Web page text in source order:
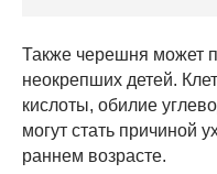
Также черешня может
неокрепших детей.
кислоты, обилие
могут стать причиной
раннем возрасте.